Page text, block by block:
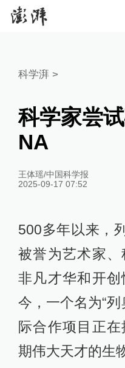
科学湃 >
科学家尝
NA
王体瑶/中国科学报
2025-09-17 07:52
500多年以来，
被誉为艺术家
非凡才华和开
今，一个名为“
际合作项目正
期伟大天才的生